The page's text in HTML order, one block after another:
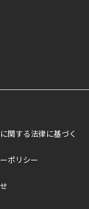
合がございま
します。「お取り
、例外もあります)
他商品との購入に
ついても、通常と
をご確認くださ
を使用してご準備
店舗よりお取り
関する法律に基づく
ポリシー